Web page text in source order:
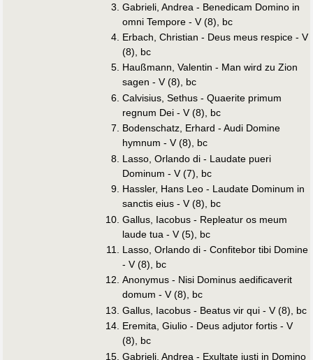
Gabrieli, Andrea - Benedicam Domino in
omni Tempore - V (8), bc
Erbach, Christian - Deus meus respice - V
(8), bc
Haußmann, Valentin - Man wird zu Zion
sagen - V (8), bc
Calvisius, Sethus - Quaerite primum
regnum Dei - V (8), bc
Bodenschatz, Erhard - Audi Domine
hymnum - V (8), bc
Lasso, Orlando di - Laudate pueri
Dominum - V (7), bc
Hassler, Hans Leo - Laudate Dominum in
sanctis eius - V (8), bc
Gallus, Iacobus - Repleatur os meum
laude tua - V (5), bc
Lasso, Orlando di - Confitebor tibi Domine
- V (8), bc
Anonymus - Nisi Dominus aedificaverit
domum - V (8), bc
Gallus, Iacobus - Beatus vir qui - V (8), bc
Eremita, Giulio - Deus adjutor fortis - V
(8), bc
Gabrieli, Andrea - Exultate justi in Domino